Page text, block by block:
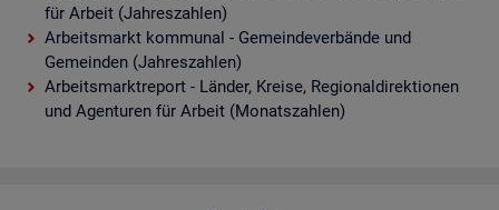
für Arbeit (Jahreszahlen)
Arbeitsmarkt kommunal - Gemeindeverbände und
Gemeinden (Jahreszahlen)
Arbeitsmarktreport - Länder, Kreise, Regionaldirektionen
und Agenturen für Arbeit (Monatszahlen)